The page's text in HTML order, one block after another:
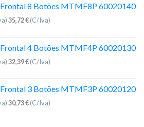
8 Botões MTMF8P 60020140
35,72€(C/Iva)
4 Botões MTMF4P 60020130
32,39€(C/Iva)
3 Botões MTMF3P 60020120
30,73€(C/Iva)